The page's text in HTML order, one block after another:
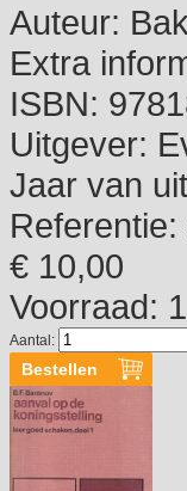
Auteur:
Extra
ISBN:
Uitgever:
Jaar van
Referentie:
€ 10,00
Voorraad: 1
Aantal: